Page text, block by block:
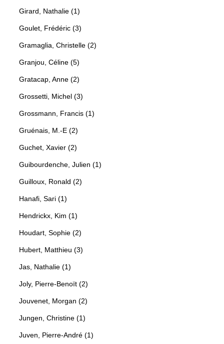
Girard, Nathalie (1)
Goulet, Frédéric (3)
Gramaglia, Christelle (2)
Granjou, Céline (5)
Gratacap, Anne (2)
Grossetti, Michel (3)
Grossmann, Francis (1)
Gruénais, M.-E (2)
Guchet, Xavier (2)
Guibourdenche, Julien (1)
Guilloux, Ronald (2)
Hanafi, Sari (1)
Hendrickx, Kim (1)
Houdart, Sophie (2)
Hubert, Matthieu (3)
Jas, Nathalie (1)
Joly, Pierre-Benoït (2)
Jouvenet, Morgan (2)
Jungen, Christine (1)
Juven, Pierre-André (1)